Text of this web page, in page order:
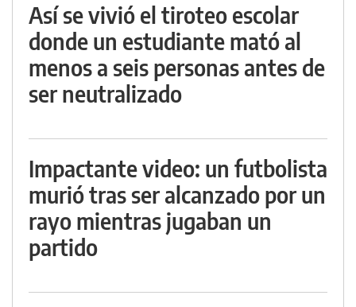
Así se vivió el tiroteo escolar
donde un estudiante mató al
menos a seis personas antes de
ser neutralizado
Impactante video: un futbolista
murió tras ser alcanzado por un
rayo mientras jugaban un
partido